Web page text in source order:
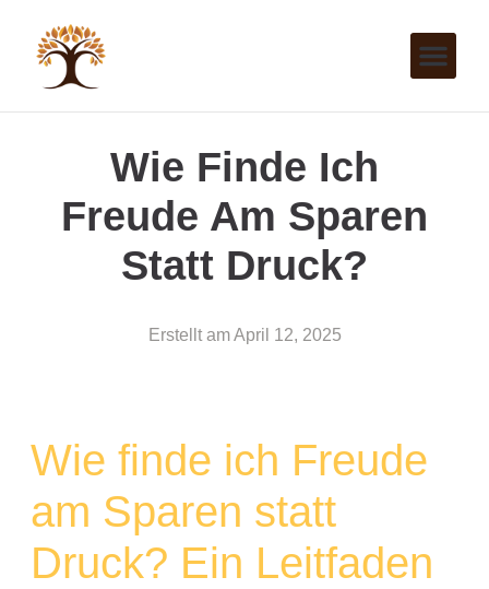
Wie Finde Ich
Freude Am Sparen
Statt Druck?
Erstellt am April 12, 2025
Wie finde ich Freude
am Sparen statt
Druck? Ein Leitfaden